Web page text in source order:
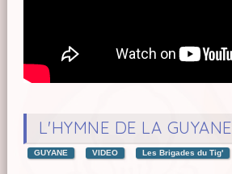
L'HYMNE DE LA GUYANE
GUYANE VIDEO Les Brigades du Tig'